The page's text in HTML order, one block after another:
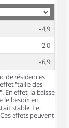
–4,9
2,0
–6,9
de résidences
"taille des
En effet, la baisse
le besoin en
stable. Le
effets peuvent